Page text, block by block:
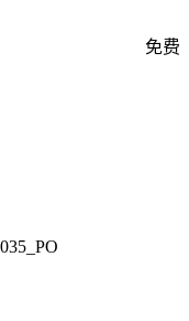
免费